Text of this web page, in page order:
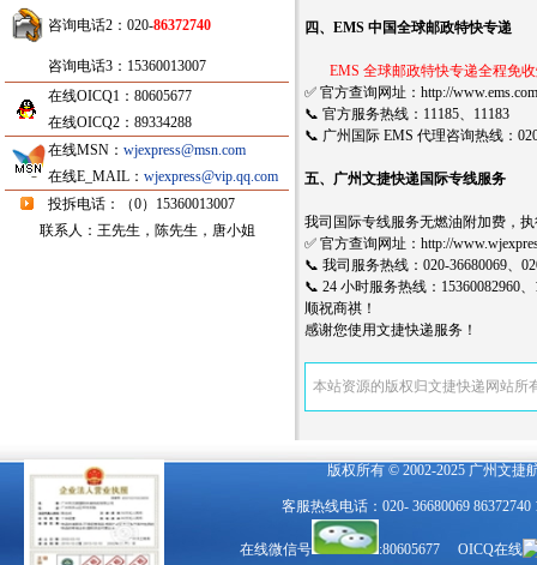
咨询电话2：020-86372740
咨询电话3：15360013007
在线OICQ1：80605677
在线OICQ2：89334288
在线MSN： wjexpress@msn.com
在线E_MAIL： wjexpress@vip.qq.com
投拆电话：（0）15360013007
联系人：王先生，陈先生，唐小姐
四、EMS 中国全球邮政特快专递
EMS 全球邮政特快专递全程免
✅ 官方查询网址：http://
📞 官方服务热线：11185、11183
📞 广州国际 EMS 代理咨询热线：
五、广州文捷快递国际专线服务
我司国际专线服务无燃油附加费，执
✅ 官方查询网址：http://
📞 我司服务热线：020-36680069、
📞 24 小时服务热线：15360082960、
顺祝商祺！
感谢您使用文捷快递服务！
本站资源的版权归文捷快递网站所
版权所有 © 2002-2025 广州文捷
客服热线电话：020- 36680069
在线微信号
:80605677 OICQ在线